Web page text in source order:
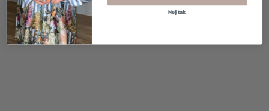
Nej tak